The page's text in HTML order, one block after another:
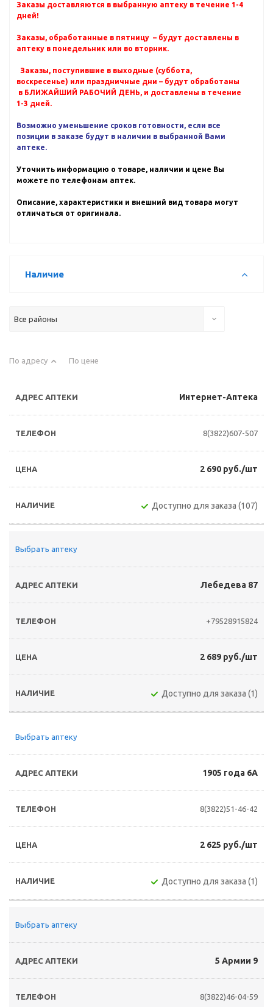
Заказы доставляются в выбранную аптеку в течение 1-4
дней!
Заказы, обработанные в пятницу – будут доставлены в
аптеку в понедельник или во вторник.
Заказы, поступившие в выходные (суббота,
воскресенье) или праздничные дни – будут обработаны
в БЛИЖАЙШИЙ РАБОЧИЙ ДЕНЬ, и доставлены в течение
1-3 дней.
Возможно уменьшение сроков готовности, если все
позиции в заказе будут в наличии в выбранной Вами
аптеке.
Уточнить информацию о товаре, наличии и цене Вы
можете по телефонам аптек.
Описание, характеристики и внешний вид товара могут
отличаться от оригинала.
Наличие
Все районы
По адресу По цене
Интернет-Аптека
8(3822)607-507
2 690 руб./шт
Доступно для заказа (107)
Выбрать аптеку
Лебедева 87
+79528915824
2 689 руб./шт
Доступно для заказа (1)
Выбрать аптеку
1905 года 6А
8(3822)51-46-42
2 625 руб./шт
Доступно для заказа (1)
Выбрать аптеку
5 Армии 9
8(3822)46-04-59